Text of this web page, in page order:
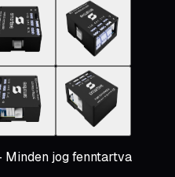
jog fenntartva